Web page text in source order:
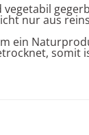
vegetabil
nur aus
ein